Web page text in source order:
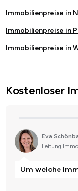
Immobilienpreise in
Immobilienpreise in
Immobilienpreise in
Kostenloser